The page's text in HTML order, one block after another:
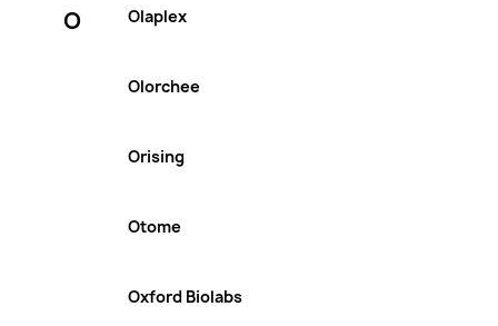
O Olaplex
Olorchee
Orising
Otome
Oxford Biolabs